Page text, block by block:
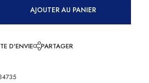
AJOUTER AU PANIER
D'ENVIE PARTAGER